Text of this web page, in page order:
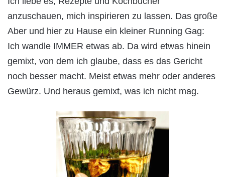
anzuschauen, mich inspirieren zu lassen. Das große
Aber und hier zu Hause ein kleiner Running Gag:
Ich wandle IMMER etwas ab. Da wird etwas hinein
gemixt, von dem ich glaube, dass es das Gericht
noch besser macht. Meist etwas mehr oder anderes
Gewürz. Und heraus gemixt, was ich nicht mag.